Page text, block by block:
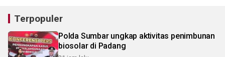
Terpopuler
Polda Sumbar ungkap aktivitas penimbunan
biosolar di Padang